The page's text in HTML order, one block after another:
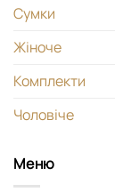
Сумки
Жіноче
Комплекти
Чоловіче
Меню